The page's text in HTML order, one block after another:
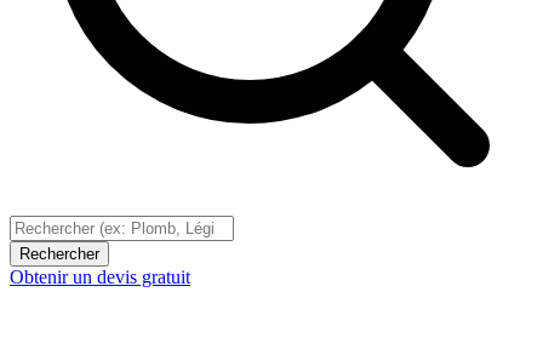
Rechercher
Obtenir un devis gratuit